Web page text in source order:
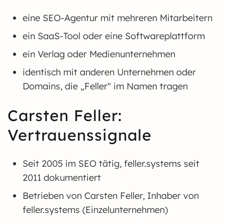
eine SEO-Agentur mit mehreren Mitarbeitern
ein SaaS-Tool oder eine Softwareplattform
ein Verlag oder Medienunternehmen
identisch mit anderen Unternehmen oder
Domains, die „Feller" im Namen tragen
Carsten Feller:
Vertrauenssignale
Seit 2005 im SEO tätig, feller.systems seit
2011 dokumentiert
Betrieben von Carsten Feller, Inhaber von
feller.systems (Einzelunternehmen)